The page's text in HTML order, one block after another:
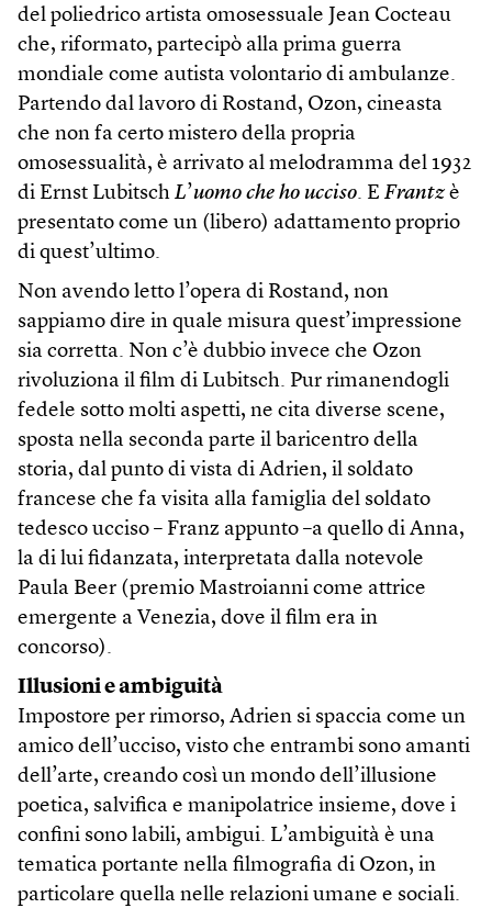
del poliedrico artista omosessuale Jean Cocteau
che, riformato, partecipò alla prima guerra
mondiale come autista volontario di ambulanze.
Partendo dal lavoro di Rostand, Ozon, cineasta
che non fa certo mistero della propria
omosessualità, è arrivato al melodramma del 1932
di Ernst Lubitsch L’uomo che ho ucciso. E Frantzè
presentato come un (libero) adattamento proprio
di quest’ultimo.
Non avendo letto l’opera di Rostand, non
sappiamo dire in quale misura quest’impressione
sia corretta. Non c’è dubbio invece che Ozon
rivoluziona il film di Lubitsch. Pur rimanendogli
fedele sotto molti aspetti, ne cita diverse scene,
sposta nella seconda parte il baricentro della
storia, dal punto di vista di Adrien, il soldato
francese che fa visita alla famiglia del soldato
tedesco ucciso – Franz appunto –a quello di Anna,
la di lui fidanzata, interpretata dalla notevole
Paula Beer (premio Mastroianni come attrice
emergente a Venezia, dove il film era in
concorso).
Illusioni e ambiguità
Impostore per rimorso, Adrien si spaccia come un
amico dell’ucciso, visto che entrambi sono amanti
dell’arte, creando così un mondo dell’illusione
poetica, salvifica e manipolatrice insieme, dove i
confini sono labili, ambigui. L’ambiguità è una
tematica portante nella filmografia di Ozon, in
particolare quella nelle relazioni umane e sociali.